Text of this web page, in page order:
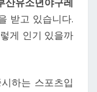
산유소년야구레
받고 있습니다.
게 인기 있을까
하는 스포츠입